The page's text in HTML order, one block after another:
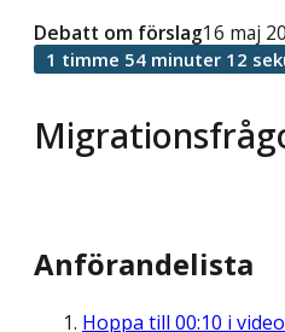
Debatt om förslag16 maj
1 timme 54 minuter 12
Anförandelista
Hoppa till 00:10 i